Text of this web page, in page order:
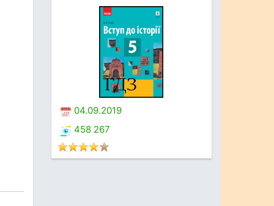
04.09.2019
458 267